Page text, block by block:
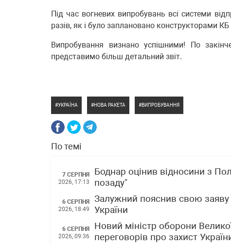
Під час вогневих випробувань всі системи
разів, як і було заплановано конструкторами КБ
Випробування визнано успішними! По
представимо більш детальний звіт.
УКРАЇНА НОВА РАКЕТА ВИПРОБУВАННЯ
По темі
7 СЕРПНЯ
2026, 17:13
Боднар оцінив відносини з
позаду"
6 СЕРПНЯ
2026, 18:49
Залужний пояснив свою
України
6 СЕРПНЯ
2026, 09:36
Новий міністр оборони
переговорів про захист